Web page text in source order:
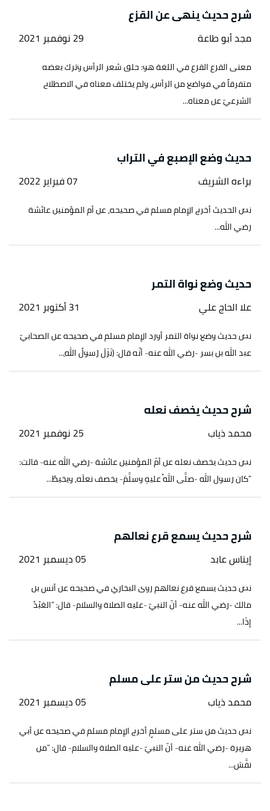
شرح حديث ينهى عن القزع
مجد أبو طاعة 29 نوفمبر 2021
معنى القزع القزع في اللغة هو: حلق شعر الرأس وترك بعضه
متفرقاً في مواضع من الرأس، ولم يختلف معناه في الاصطلاح
الشرعيّ عن معناه...
حديث وضع الإصبع في التراب
براءه الشريف 07 فبراير 2022
نص الحديث أخرج الإمام مسلم في صحيحه، عن أم المؤمنين عائشة
رضي الله...
حديث وضع نواة التمر
علا الحاج علي 31 أكتوبر 2021
نص حديث وضع نواة التمر أورد الإمام مسلم في صحيحه عن الصحابيّ
عبد الله بن بسر -رضي الله عنه- أنّه قال: (نَزَلَ رَسولُ اللهِ...
شرح حديث يخصف نعله
محمد ذياب 25 نوفمبر 2021
نص حديث يخصف نعله عن أمّ المؤمنين عائشة -رضي الله عنه- قالت:
"كان رسول الله -صلَّى اللهُ عليهِ وسلَّمَ- يخصف نعلَه، ويخيطُ...
شرح حديث يسمع قرع نعالهم
إيناس عابد 05 ديسمبر 2021
نص حديث يسمع قرع نعالهم روى البخاري في صحيحه عن أنس بن
مالك -رضي الله عنه- أنّ النبيّ -عليه الصلاة والسلام- قال: "العَبْدُ
إذَا...
شرح حديث من ستر على مسلم
محمد ذياب 05 ديسمبر 2021
نص حديث من ستر على مسلمٍ أخرج الإمام مسلم في صحيحه عن أبي
هريرة -رضي الله عنه- أنّ النبيّ -عليه الصلاة والسلام- قال: "من
نفَّسَ...